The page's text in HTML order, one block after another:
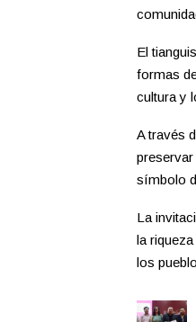
El
formas
cultura y
A través
símbolo
La
la
los